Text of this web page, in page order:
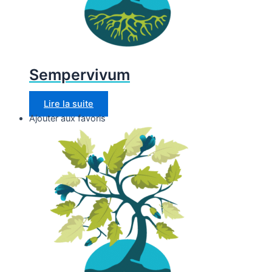
Sempervivum
Lire la suite
Ajouter aux favoris